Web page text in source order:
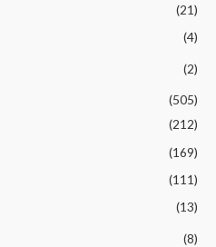
(21)
(4)
(2)
(505)
(212)
(169)
(111)
(13)
(8)